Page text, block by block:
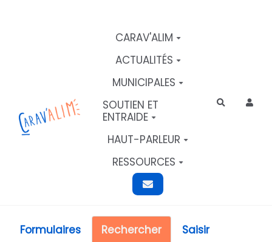
CARAV'ALIM
ACTUALITÉS
MUNICIPALES
SOUTIEN ET
ENTRAIDE
HAUT-PARLEUR
RESSOURCES
Rechercher
Formulaires Rechercher
Saisir